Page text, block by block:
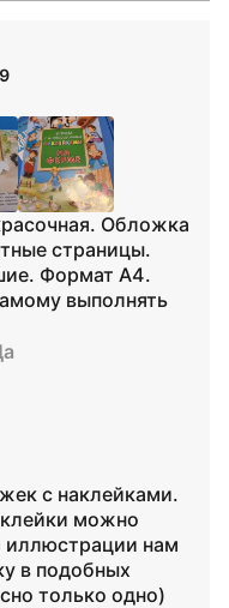
Обложка
страницы.
Формат А4.
выполнять
с наклейками.
можно
иллюстрации нам
в подобных
только одно)